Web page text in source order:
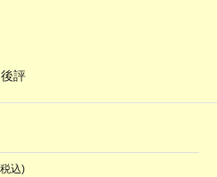
評
込)